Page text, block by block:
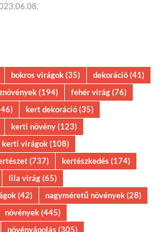
bokros virágok(35) dekoráció(41)
(194) fehér virág(76)
kert dekoráció(35)
kerti növény(123)
kerti virágok(108)
(737) kertészkedés(174)
lila virág(65)
(42) nagyméretű növények(28)
növények(445)
növényápolás(305)